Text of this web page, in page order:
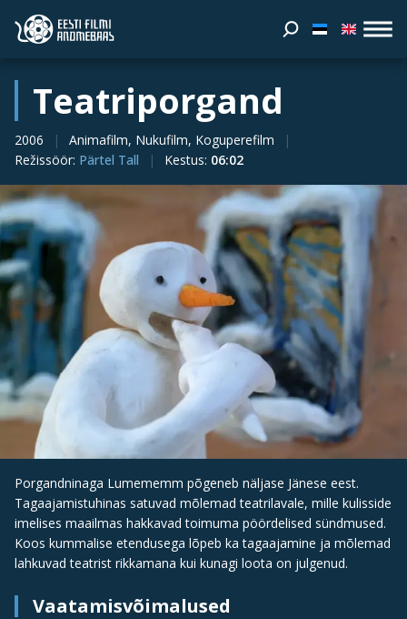
Teatriporgand
2006
Animafilm, Nukufilm, Koguperefilm
Režissöör: Pärtel Tall Kestus: 06:02
Porgandninaga Lumememm põgeneb näljase Jänese eest.
Tagaajamistuhinas satuvad mõlemad teatrilavale, mille kulisside
imelises maailmas hakkavad toimuma pöördelised sündmused.
Koos kummalise etendusega lõpeb ka tagaajamine ja mõlemad
lahkuvad teatrist rikkamana kui kunagi loota on julgenud.
Vaatamisvõimalused